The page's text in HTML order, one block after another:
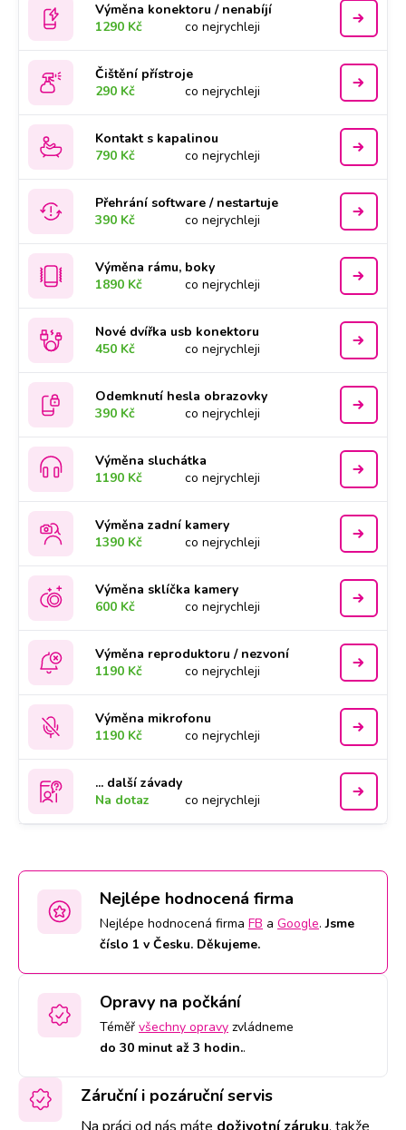
Výměna konektoru / nenabíjí
1290 Kč
co nejrychleji
Čištění přístroje
290 Kč
co nejrychleji
Kontakt s kapalinou
790 Kč
co nejrychleji
Přehrání software / nestartuje
390 Kč
co nejrychleji
Výměna rámu, boky
1890 Kč
co nejrychleji
Nové dvířka usb konektoru
450 Kč
co nejrychleji
Odemknutí hesla obrazovky
390 Kč
co nejrychleji
Výměna sluchátka
1190 Kč
co nejrychleji
Výměna zadní kamery
1390 Kč
co nejrychleji
Výměna sklíčka kamery
600 Kč
co nejrychleji
Výměna reproduktoru / nezvoní
1190 Kč
co nejrychleji
Výměna mikrofonu
1190 Kč
co nejrychleji
... další závady
Na dotaz
co nejrychleji
Nejlépe hodnocená firma
Nejlépe hodnocená firma FB a Google.Jsme
číslo 1 v Česku. Děkujeme.
Opravy na počkání
Téměř všechny opravy zvládneme
do 30 minut až 3 hodin..
Záruční i pozáruční servis